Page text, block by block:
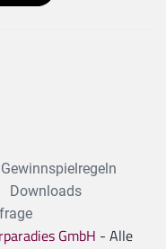
Gewinnspielregeln
Downloads
GmbH - Alle